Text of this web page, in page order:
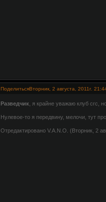
ПоделитьсяВторник, 2 августа, 2011г.
Разведчик , я крайне уважаю клуб crc,
Нулевое-то я передвину, мелочи, тут
Отредактировано V.A.N.O. (Вторник, 2